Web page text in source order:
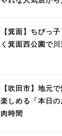
【箕面】ちびっ
く箕面西公園で
【吹田市】地元
楽しめる「本日
肉時間